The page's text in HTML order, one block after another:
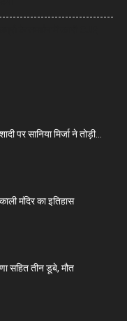
पर सानिया मिर्जा ने तोड़ी...
मंदिर का इतिहास
सहित तीन डूबे, मौत